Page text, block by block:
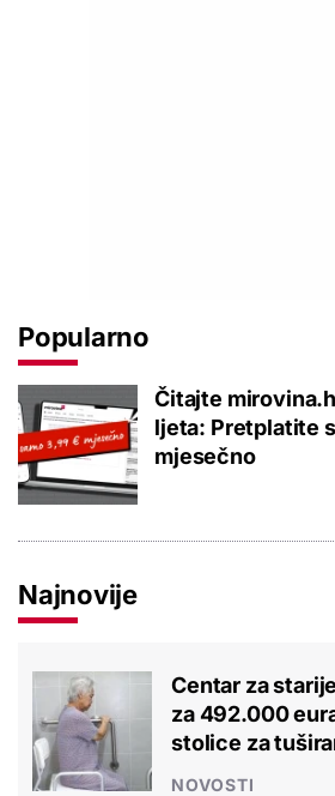
Popularno
Čitajte
ljeta: Pretplatite
mjesečno
Najnovije
Centar za
za 492.000
stolice za
NOVOSTI